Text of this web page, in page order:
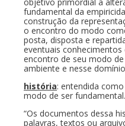
fundamental da
construção da
o encontro do modo
posta, disposta e
eventuais
encontro de seu modo
ambiente e nesse
história: entendida
modo de ser fundamental.
“Os documentos dessa
palavras, textos ou